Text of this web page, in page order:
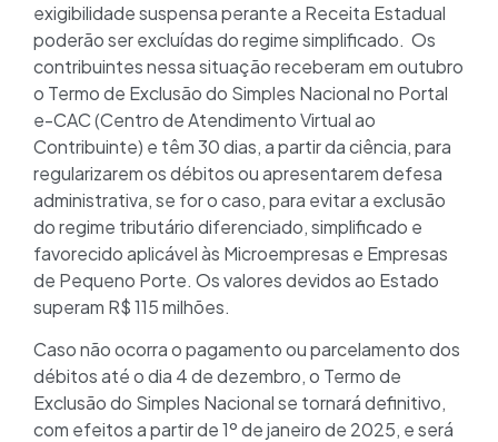
exigibilidade suspensa perante a Receita Estadual
poderão ser excluídas do regime simplificado. Os
contribuintes nessa situação receberam em outubro
o Termo de Exclusão do Simples Nacional no Portal
e-CAC (Centro de Atendimento Virtual ao
Contribuinte) e têm 30 dias, a partir da ciência, para
regularizarem os débitos ou apresentarem defesa
administrativa, se for o caso, para evitar a exclusão
do regime tributário diferenciado, simplificado e
favorecido aplicável às Microempresas e Empresas
de Pequeno Porte. Os valores devidos ao Estado
superam R$ 115 milhões.
Caso não ocorra o pagamento ou parcelamento dos
débitos até o dia 4 de dezembro, o Termo de
Exclusão do Simples Nacional se tornará definitivo,
com efeitos a partir de 1º de janeiro de 2025, e será